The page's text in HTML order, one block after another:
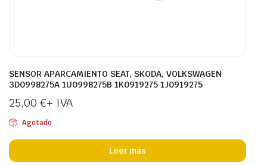
SENSOR APARCAMIENTO SEAT, SKODA, VOLKSWAGEN
3D0998275A 1U0998275B 1K0919275 1J0919275
25,00 €+ IVA
Agotado
Leer más